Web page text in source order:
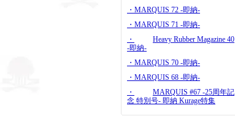
・MARQUIS 72 -即納-
・MARQUIS 71 -即納-
・
Heavy Rubber Magazine 40
-即納-
・MARQUIS 70 -即納-
・MARQUIS 68 -即納-
・
MARQUIS #67 -25周年記
念 特別号- 即納 Kurage特集